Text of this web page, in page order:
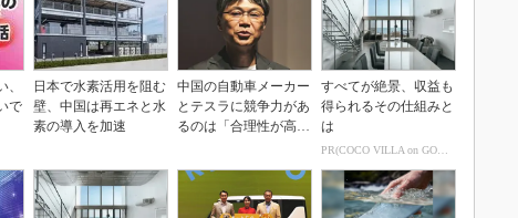
で
日本で水素活用を阻む
壁、中国は再エネと水
素の導入を加速
中国の自動車メーカー
とテスラに競争力があ
るのは「合理性が高
すべてが絶景、収益も
得られるその仕組みと
は
PR(COCO VILLA on GOETHE)